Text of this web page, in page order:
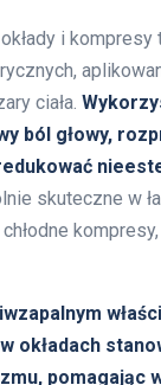
i
ciała.
ból głowy,
skuteczne w
okładach
pomagając